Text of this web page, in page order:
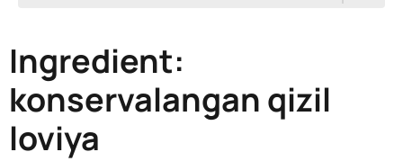
Ingredient:
konservalangan qizil
loviya